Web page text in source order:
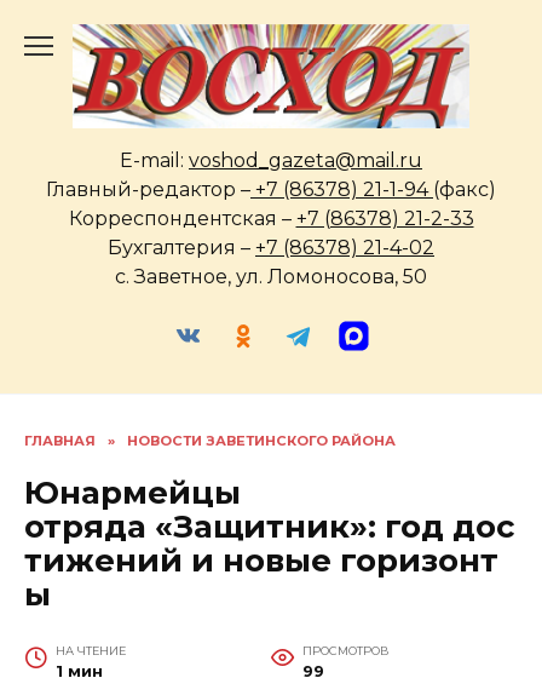
содержанию
E-mail: voshod_gazeta@mail.ru
Главный-редактор – +7 (86378) 21-1-94 (факс)
Корреспондентская – +7 (86378) 21-2-33
Бухгалтерия – +7 (86378) 21-4-02
с. Заветное, ул. Ломоносова, 50
ГЛАВНАЯ » НОВОСТИ ЗАВЕТИНСКОГО РАЙОНА
Юнармейцы
отряда «Защитник»: год дос
тижений и новые горизонт
ы
НА ЧТЕНИЕ
1 мин
ПРОСМОТРОВ
99